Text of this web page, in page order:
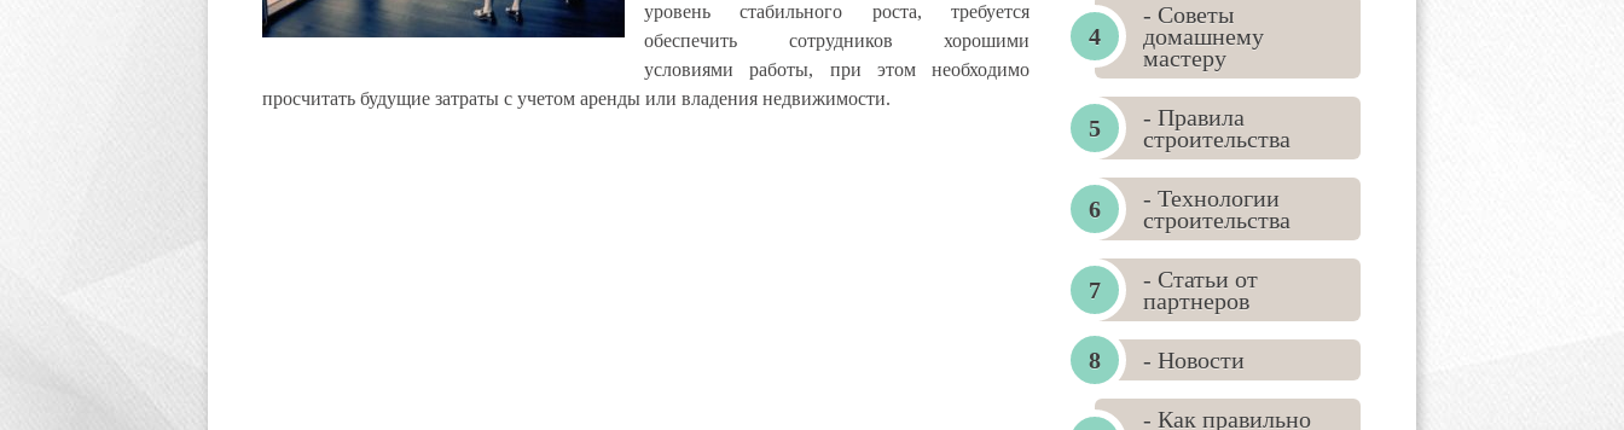
уровень стабильного роста, требуется
обеспечить сотрудников хорошими
условиями работы, при этом необходимо
просчитать будущие затраты с учетом аренды или владения недвижимости.
- Советы
домашнему
мастеру
- Правила
строительства
- Технологии
строительства
- Статьи от
партнеров
- Новости
- Как правильно